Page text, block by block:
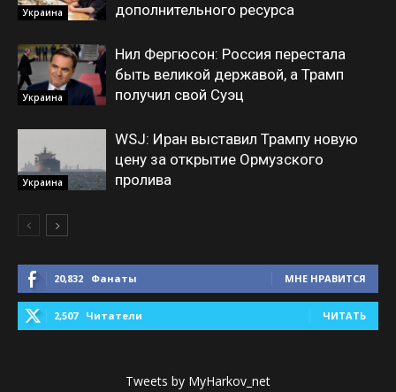
Украина
дополнительного ресурса
Украина
Нил Фергюсон: Россия перестала
быть великой державой, а Трамп
получил свой Суэц
Украина
WSJ: Иран выставил Трампу новую
цену за открытие Ормузского
пролива
20,832 Фанаты МНЕ НРАВИТСЯ
2,507 Читатели ЧИТАТЬ
Tweets by MyHarkov_net